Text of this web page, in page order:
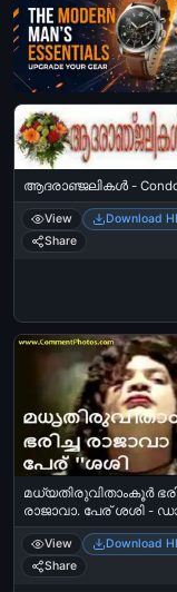
ആദരാഞ്ജലികള്‍ -
View
Download
Share
മധ്യതിരുവിതാംകൂര്‍
രാജാവാ. പേര് ശശി -
മാസ്റര്‍ സലിം കുമാര്‍ -
ചതിക്കാത്ത ചന്തു -
Thiruvithamkoor
Rajavaa. Peu Sasi - Dance
View
Download
Share